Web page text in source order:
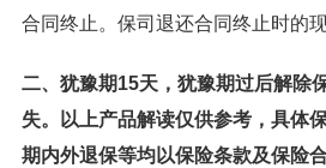
合同终止。保司退还合同终止时的现
二、犹豫期15天，犹豫期过后解除
失。以上产品解读仅供参考，具体
期内外退保等均以保险条款及保险合